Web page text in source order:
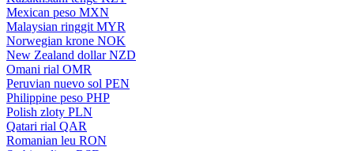
Mexican peso MXN
Malaysian ringgit MYR
Norwegian krone NOK
New Zealand dollar NZD
Omani rial OMR
Peruvian nuevo sol PEN
Philippine peso PHP
Polish zloty PLN
Qatari rial QAR
Romanian leu RON